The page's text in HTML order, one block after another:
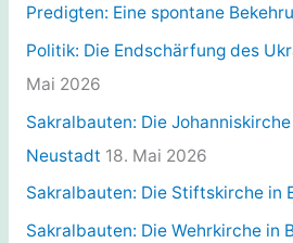
r
i
e
n
Predigten: Eine spontane
Politik: Die Endschärfung des
Mai 2026
Sakralbauten: Die
Neustadt 18. Mai 2026
Sakralbauten: Die Stiftskirche in
Sakralbauten: Die Wehrkirche in